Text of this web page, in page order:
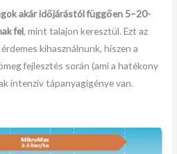
akár időjárástól függően 5–20-
fel, mint talajon keresztül. Ezt az
kihasználnunk, hiszen a
fejlesztés során (ami a hatékony
intenzív tápanyagigénye van.